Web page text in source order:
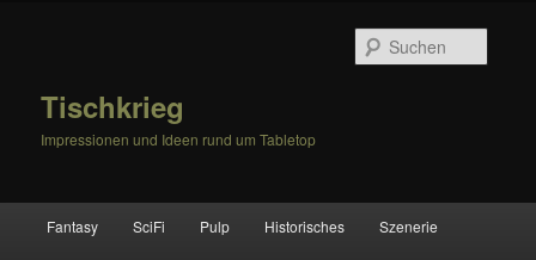
Tischkrieg
Impressionen und Ideen rund um Tabletop
Fantasy SciFi Pulp Historisches Szenerie